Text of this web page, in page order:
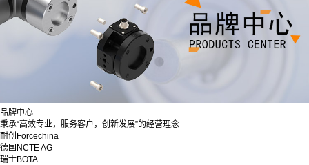
品牌中心
秉承“高效专业，服务客户，创新发展”的经营理念
耐创Forcechina
德国NCTE AG
瑞士BOTA